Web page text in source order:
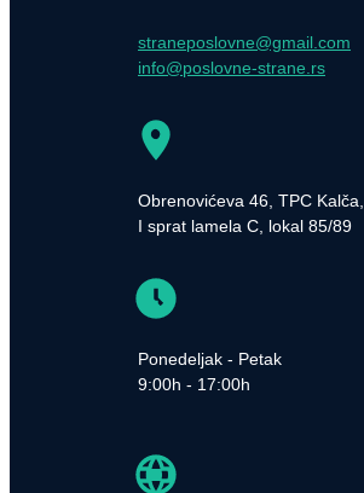
straneposlovne@gmail.com
info@poslovne-strane.rs
Obrenovićeva 46, TPC Kalča,
I sprat lamela C, lokal 85/89
Ponedeljak - Petak
9:00h - 17:00h